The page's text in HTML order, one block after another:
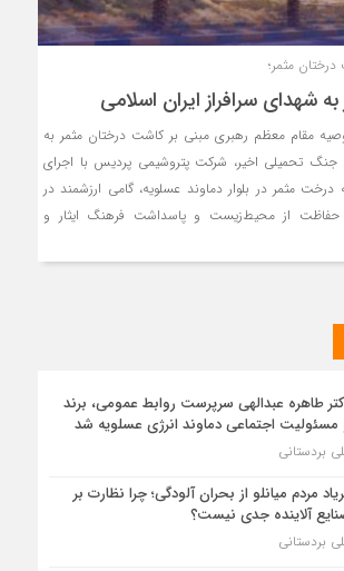
درختان مثمر؛
شهدای سرافراز ایران اسلامی
مقام معظم رهبری مبنی بر کاشت درختان مثمر به
جنگ تحمیلی اخیر، شرکت پتروشیمی پردیس با اجرای
کاشت ۴۰ اصله درخت مثمر در بلوار دماوند عسلویه، گامی ارزشمند در
حفاظت از محیط‌زیست و پاسداشت فرهنگ ایثار و
طاهره عبدالهی سرپرست روابط عمومی، برند
مسئولیت اجتماعی دماوند انرژی عسلویه شد
بردستانی
مردم میانلو از بحران آلودگی؛ چرا نظارت بر
آلاینده جدی نیست؟
بردستانی